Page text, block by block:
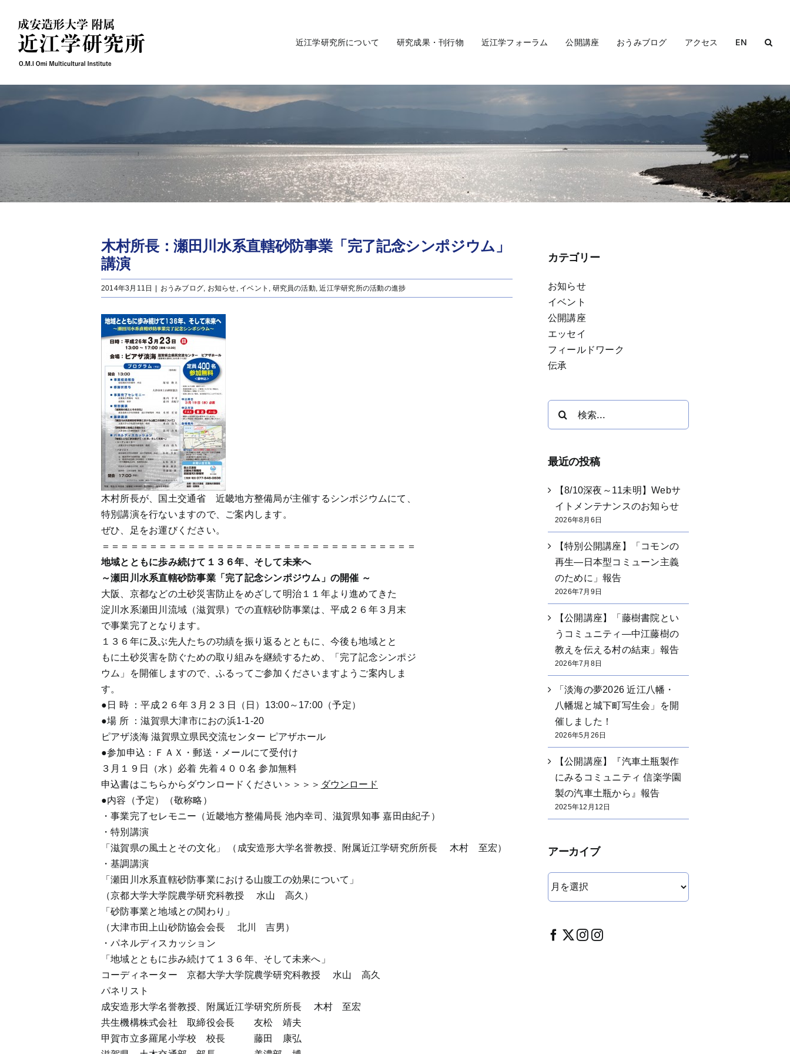
content
近江学研究所について 研究成果・刊行物 近江学フォーラム 公開講座 おうみブログ アクセス EN
木村所長：瀬田川水系直轄砂防事業「完了記念シンポジウム」
講演
2014年3月11日 おうみブログ, お知らせ, イベント , 研究員の活動,近江学研究所の活動の進捗
木村所長が、国土交通省 近畿地方整備局が主催するシンポジウムにて、
特別講演を行ないますので、ご案内します。
ぜひ、足をお運びください。
＝＝＝＝＝＝＝＝＝＝＝＝＝＝＝＝＝＝＝＝＝＝＝＝＝＝＝＝＝＝＝＝＝
地域とともに歩み続けて１３６年、そして未来へ
～瀬田川水系直轄砂防事業「完了記念シンポジウム」の開催 ～
大阪、京都などの土砂災害防止をめざして明治１１年より進めてきた
淀川水系瀬田川流域（滋賀県）での直轄砂防事業は、平成２６年３月末
で事業完了となります。
１３６年に及ぶ先人たちの功績を振り返るとともに、今後も地域とと
もに土砂災害を防ぐための取り組みを継続するため、「完了記念シンポジ
ウム」を開催しますので、ふるってご参加くださいますようご案内しま
す。
●日 時 ：平成２６年３月２３日（日）13:00～17:00（予定）
●場 所 ：滋賀県大津市におの浜1-1-20
ピアザ淡海 滋賀県立県民交流センター ピアザホール
●参加申込：ＦＡＸ・郵送・メールにて受付け
３月１９日（水）必着 先着４００名 参加無料
申込書はこちらからダウンロードください＞＞＞＞ ダウンロード
●内容（予定）（敬称略）
・事業完了セレモニー（近畿地方整備局長 池内幸司、滋賀県知事 嘉田由紀子）
・特別講演
「滋賀県の風土とその文化」 （成安造形大学名誉教授、附属近江学研究所所長 木村 至宏）
・基調講演
「瀬田川水系直轄砂防事業における山腹工の効果について」
（京都大学大学院農学研究科教授 水山 高久）
「砂防事業と地域との関わり」
（大津市田上山砂防協会会長 北川 吉男）
・パネルディスカッション
「地域とともに歩み続けて１３６年、そして未来へ」
コーディネーター 京都大学大学院農学研究科教授 水山 高久
パネリスト
成安造形大学名誉教授、附属近江学研究所所長 木村 至宏
共生機構株式会社 取締役会長 友松 靖夫
甲賀市立多羅尾小学校 校長 藤田 康弘
カテゴリー
お知らせ
イベント
公開講座
エッセイ
フィールドワーク
伝承
最近の投稿
【8/10深夜～11未明】Webサ
イトメンテナンスのお知らせ
2026年8月6日
【特別公開講座】「コモンの
再生―日本型コミューン主義
のために」報告
2026年7月9日
【公開講座】「藤樹書院とい
うコミュニティ―中江藤樹の
教えを伝える村の結束」報告
2026年7月8日
「淡海の夢2026 近江八幡・
八幡堀と城下町写生会」を開
催しました！
2026年5月26日
【公開講座】『汽車土瓶製作
にみるコミュニティ 信楽学園
製の汽車土瓶から』報告
2025年12月12日
アーカイブ
イ
ブ